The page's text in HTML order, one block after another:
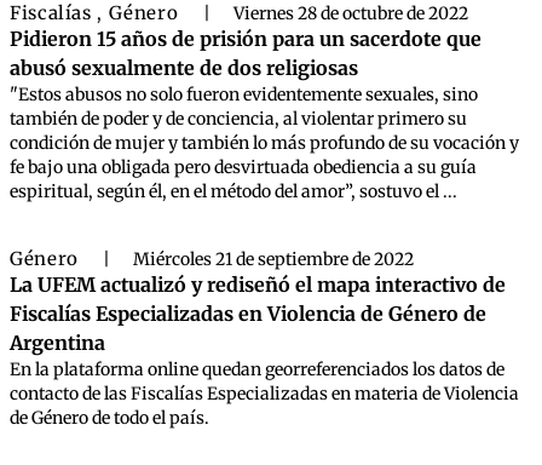
Fiscalías , Género Viernes 28 de octubre de 2022
Pidieron 15 años de prisión para un sacerdote que
abusó sexualmente de dos religiosas
"Estos abusos no solo fueron evidentemente sexuales, sino
también de poder y de conciencia, al violentar primero su
condición de mujer y también lo más profundo de su vocación y
fe bajo una obligada pero desvirtuada obediencia a su guía
espiritual, según él, en el método del amor”, sostuvo el ...
Género Miércoles 21 de septiembre de 2022
La UFEM actualizó y rediseñó el mapa interactivo de
Fiscalías Especializadas en Violencia de Género de
Argentina
En la plataforma online quedan georreferenciados los datos de
contacto de las Fiscalías Especializadas en materia de Violencia
de Género de todo el país.